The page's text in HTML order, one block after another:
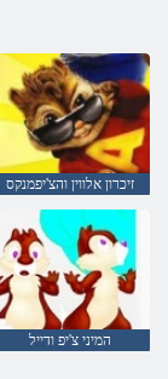
זיכרון אלווין והצ'יפמנקס
המיני צ'יפ ודייל